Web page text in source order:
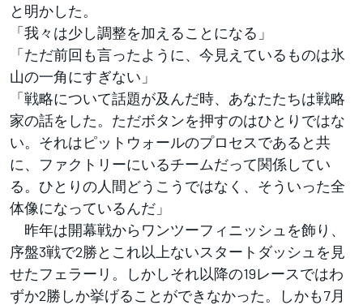
と明かした。
「我々は少し調整を加えることになる」
「ただ前回も言ったように、今見えているものは氷
山の一角にすぎない」
「戦略について話題が及んだ時、あなたたちは戦略
家の話をした。ただボタンを押すのはひとりではな
い。それはピットウォールのプロセスであると共
に、ファクトリーにいるチームだって関係してい
る。ひとりの人間どうこうではなく、そういった全
体像になっているんだ」
昨年は開幕戦からワンツーフィニッシュを飾り、
序盤3戦で2勝とこれ以上ないスタートダッシュを見
せたフェラーリ。しかしそれ以降の19レースではわ
ずか2勝しか挙げることができなかった。しかも7月